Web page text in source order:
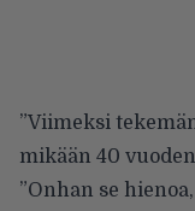
”Viimeksi
mikään 40
”Onhan se